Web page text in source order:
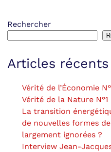
Rechercher
Articles récents
Vérité de l’Économie
Vérité de la Nature
La transition
de nouvelles formes
largement ignorées ?
Interview Jean-